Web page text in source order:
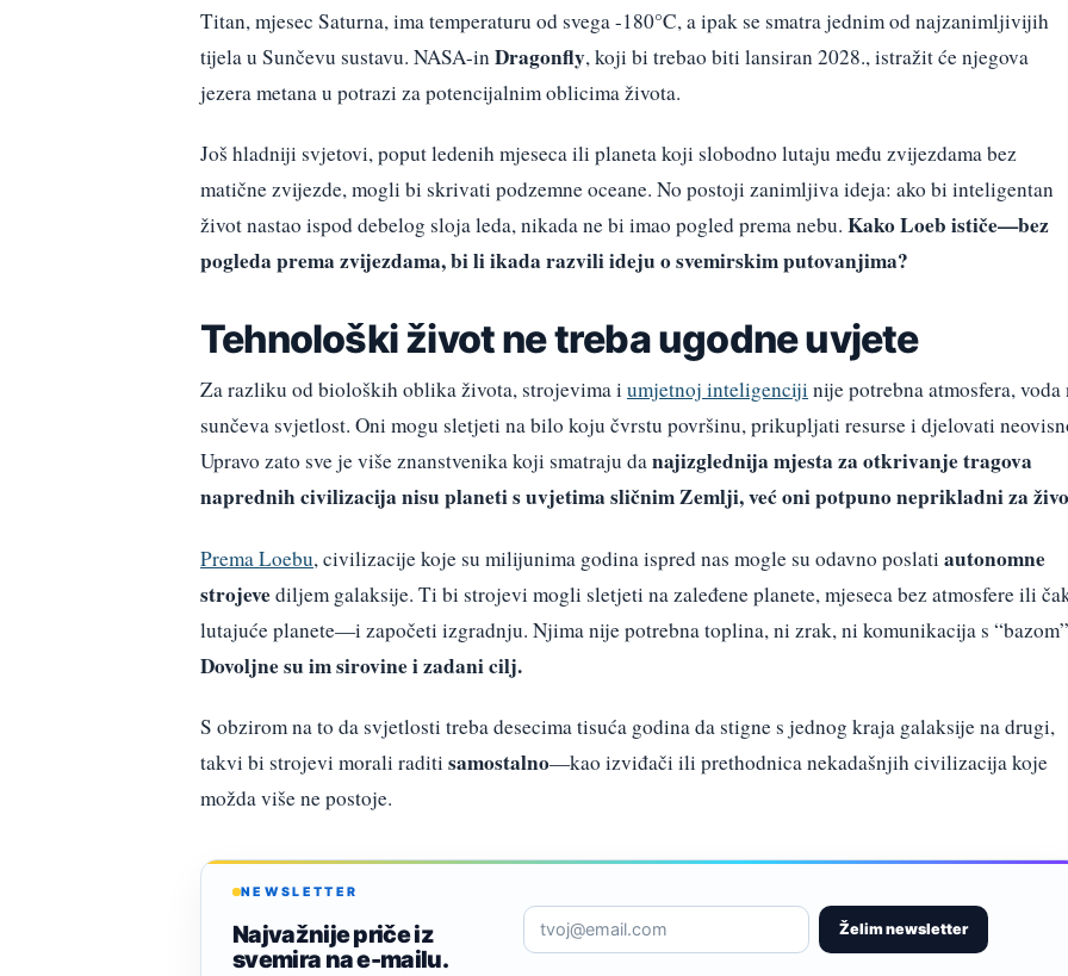
Titan, mjesec Saturna, ima temperaturu od svega -180°C, a ipak se smatra jednim od najzanimljivijih
tijela u Sunčevu sustavu. NASA-in Dragonfly, koji bi trebao biti lansiran 2028., istražit će njegova
jezera metana u potrazi za potencijalnim oblicima života.
Još hladniji svjetovi, poput ledenih mjeseca ili planeta koji slobodno lutaju među zvijezdama bez
matične zvijezde, mogli bi skrivati podzemne oceane. No postoji zanimljiva ideja: ako bi inteligentan
život nastao ispod debelog sloja leda, nikada ne bi imao pogled prema nebu. Kako Loeb ističe—bez
pogleda prema zvijezdama, bi li ikada razvili ideju o svemirskim putovanjima?
Tehnološki život ne treba ugodne uvjete
Za razliku od bioloških oblika života, strojevima i umjetnoj inteligenciji nije potrebna atmosfera, voda
sunčeva svjetlost. Oni mogu sletjeti na bilo koju čvrstu površinu, prikupljati resurse i djelovati
Upravo zato sve je više znanstvenika koji smatraju danajizglednija mjesta za otkrivanje tragova
naprednih civilizacija nisu planeti s uvjetima sličnim Zemlji, već oni potpuno neprikladni za
Prema Loebu, civilizacije koje su milijunima godina ispred nas mogle su odavno poslati autonomne
strojevediljem galaksije. Ti bi strojevi mogli sletjeti na zaleđene planete, mjeseca bez atmosfere ili
lutajuće planete—i započeti izgradnju. Njima nije potrebna toplina, ni zrak, ni komunikacija s
Dovoljne su im sirovine i zadani cilj.
S obzirom na to da svjetlosti treba desecima tisuća godina da stigne s jednog kraja galaksije na drugi,
takvi bi strojevi morali raditi samostalno—kao izviđači ili prethodnica nekadašnjih civilizacija koje
možda više ne postoje.
NEWSLETTER
Najvažnije priče iz
svemira na e-mailu.
Želim newsletter